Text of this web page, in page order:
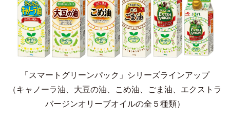
「スマートグリーンパック」シリーズラインアップ
（キャノーラ油、大豆の油、こめ油、ごま油、エクストラ
バージンオリーブオイルの全５種類）